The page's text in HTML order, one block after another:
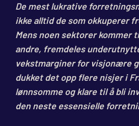
De mest lukrative
ikke alltid de som okkuperer
Mens noen sektorer kommer
andre, fremdeles
vekstmarginer for visjonære
dukket det opp flere nisjer i
lønnsomme og klare til å bli
den neste essensielle